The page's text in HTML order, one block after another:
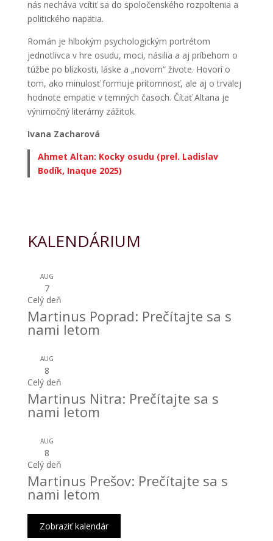
nás necháva vcítiť sa do spoločenského rozpoltenia a
politického napätia.
Román je hlbokým psychologickým portrétom
jednotlivca v hre osudu, moci, násilia a aj príbehom o
túžbe po blízkosti, láske a „novom“ živote. Hovorí o
tom, ako minulosť formuje prítomnosť, ale aj o trvalej
hodnote empatie v temných časoch. Čítať Altana je
výnimočný literárny zážitok.
Ivana Zacharová
Ahmet Altan: Kocky osudu (prel. Ladislav
Bodík, Inaque 2025)
KALENDÁRIUM
AUG
7
Celý deň
Martinus Poprad: Prečítajte sa s
nami letom
AUG
8
Celý deň
Martinus Nitra: Prečítajte sa s
nami letom
AUG
8
Celý deň
Martinus Prešov: Prečítajte sa s
nami letom
Zobraziť kalendár